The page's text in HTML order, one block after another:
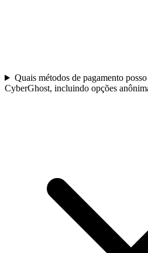
Quais métodos de pagamento
CyberGhost, incluindo opções